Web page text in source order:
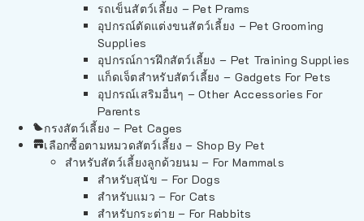
รถเข็นสัตว์เลี้ยง – Pet Prams
อุปกรณ์ตัดแต่งขนสัตว์เลี้ยง – Pet Grooming
Supplies
อุปกรณ์การฝึกสัตว์เลี้ยง – Pet Training Supplies
แก็ดเจ็ตสำหรับสัตว์เลี้ยง – Gadgets For Pets
อุปกรณ์เสริมอื่นๆ – Other Accessories For
Parents
กรงสัตว์เลี้ยง – Pet Cages
เลือกซื้อตามหมวดสัตว์เลี้ยง – Shop By Pet
สำหรับสัตว์เลี้ยงลูกด้วยนม – For Mammals
สำหรับสุนัข – For Dogs
สำหรับแมว – For Cats
สำหรับกระต่าย – For Rabbits